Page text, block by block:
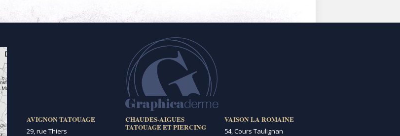
AVIGNON TATOUAGE
29, rue Thiers
CHAUDES-AIGUES
TATOUAGE ET PIERCING
VAISON LA ROMAINE
54, Cours Taulignan